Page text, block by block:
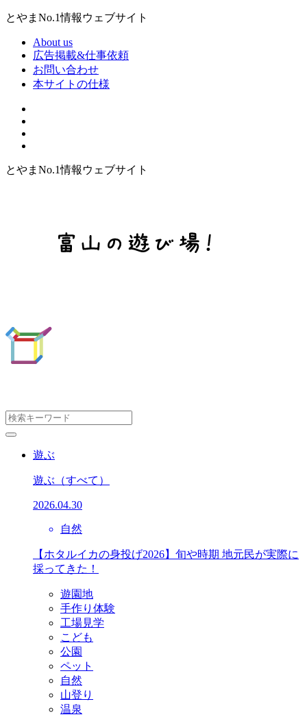
とやまNo.1情報ウェブサイト
About us
広告掲載&仕事依頼
お問い合わせ
本サイトの仕様
とやまNo.1情報ウェブサイト
遊ぶ
遊ぶ （すべて）
2026.04.30
自然
【ホタルイカの身投げ2026】旬や時期 地元民が実際に
採ってきた！
遊園地
手作り体験
工場見学
こども
公園
ペット
自然
山登り
温泉